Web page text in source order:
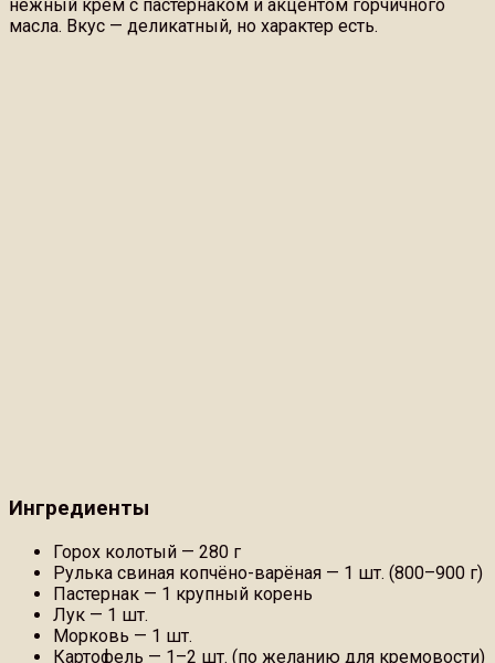
нежный крем с пастернаком и акцентом горчичного
масла. Вкус — деликатный, но характер есть.
Ингредиенты
Горох колотый — 280 г
Рулька свиная копчёно-варёная — 1 шт. (800–900 г)
Пастернак — 1 крупный корень
Лук — 1 шт.
Морковь — 1 шт.
Картофель — 1–2 шт. (по желанию для кремовости)